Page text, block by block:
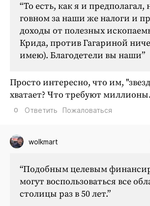
“То есть, как я и предполагал,
говном за наши же налоги и
доходы от полезных
Крида, против Гагариной
имею). Благодетели вы наши”
Просто интересно, что им,
хватает? Что требуют
0 Ответить Пожаловаться
wolkmart
“Подобным целевым
могут воспользоваться все
столицы раз в 50 лет.”